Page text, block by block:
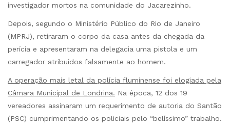
investigador mortos na comunidade do Jacarezinho.
Depois, segundo o Ministério Público do Rio de Janeiro
(MPRJ), retiraram o corpo da casa antes da chegada da
perícia e apresentaram na delegacia uma pistola e um
carregador atribuídos falsamente ao homem.
A operação mais letal da polícia fluminense foi elogiada pela
Câmara Municipal de Londrina. Na época, 12 dos 19
vereadores assinaram um requerimento de autoria do Santão
(PSC) cumprimentando os policiais pelo “belíssimo” trabalho.